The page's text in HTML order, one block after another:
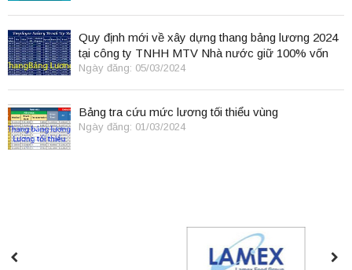
Quy định mới về xây dựng thang bảng lương 2024
tại công ty TNHH MTV Nhà nước giữ 100% vốn
điều lệ
Ngày đăng: 05/03/2024
Bảng tra cứu mức lương tối thiểu vùng
Ngày đăng: 01/03/2024